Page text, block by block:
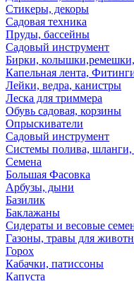
Стикеры, декоры
Садовая техника
Пруды, бассейны
Садовый инструмент
Бирки,
Капельная лента,
Лейки, ведра, канистры
Леска для триммера
Обувь садовая, корзины
Опрыскиватели
Садовый инструмент
Системы полива,
Семена
Большая Фасовка
Арбузы, дыни
Базилик
Баклажаны
Сидераты и весовые
Газоны, травы для
Горох
Кабачки, патиссоны
Капуста